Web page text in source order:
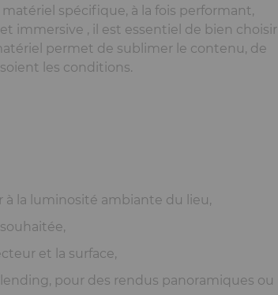
spécifique, à la fois performant,
immersive , il est essentiel de bien choisir
permet de sublimer le contenu, de
les conditions.
à la luminosité ambiante du lieu,
et la surface,
pour des rendus panoramiques ou